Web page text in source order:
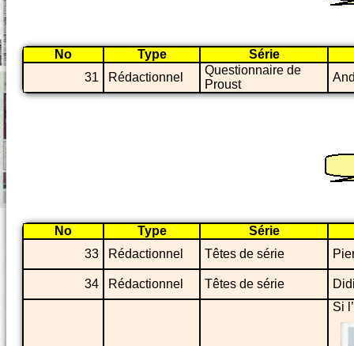
No Type
Série
31
Rédactionnel
Questionnaire de
Proust
No Type
Série
33
Rédactionnel Têtes de série
34 Rédactionnel Têtes de série
Si